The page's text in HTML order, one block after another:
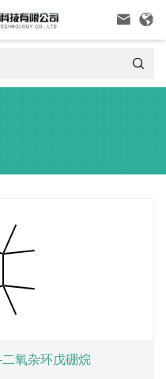
 

氧杂环戊硼烷